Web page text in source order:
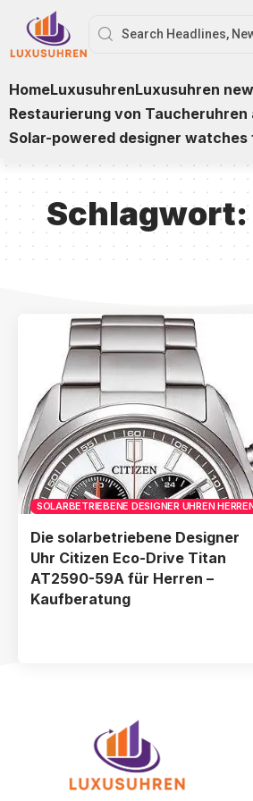
HomeLuxusuhrenLuxusuhren
Restaurierung von Taucheruhren
Solar-powered designer watches
Schlagwort:
SOLARBETRIEBENE DESIGNER UHREN
Die solarbetriebene Designer
Uhr Citizen Eco-Drive Titan
AT2590-59A für Herren –
Kaufberatung